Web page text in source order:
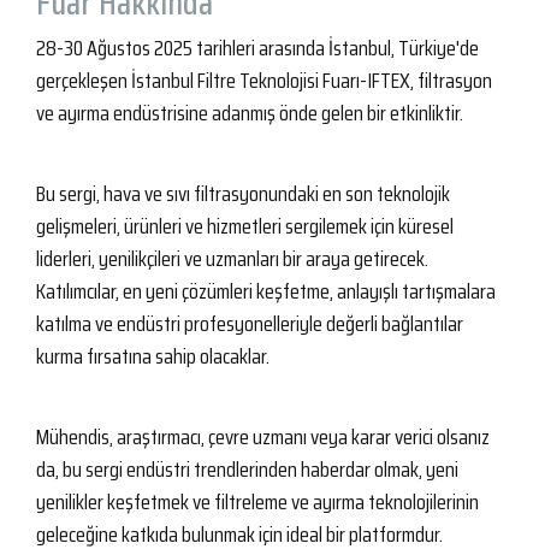
28-30 Ağustos 2025 tarihleri arasında İstanbul, Türkiye'de
gerçekleşen İstanbul Filtre Teknolojisi Fuarı-IFTEX, filtrasyon
ve ayırma endüstrisine adanmış önde gelen bir etkinliktir.
Bu sergi, hava ve sıvı filtrasyonundaki en son teknolojik
gelişmeleri, ürünleri ve hizmetleri sergilemek için küresel
liderleri, yenilikçileri ve uzmanları bir araya getirecek.
Katılımcılar, en yeni çözümleri keşfetme, anlayışlı tartışmalara
katılma ve endüstri profesyonelleriyle değerli bağlantılar
kurma fırsatına sahip olacaklar.
Mühendis, araştırmacı, çevre uzmanı veya karar verici olsanız
da, bu sergi endüstri trendlerinden haberdar olmak, yeni
yenilikler keşfetmek ve filtreleme ve ayırma teknolojilerinin
geleceğine katkıda bulunmak için ideal bir platformdur.